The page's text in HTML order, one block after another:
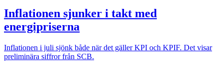
Inflationen sjunker i takt med
energipriserna
Inflationen i juli sjönk både när det gäller KPI och KPIF. Det visar
preliminära siffror från SCB.